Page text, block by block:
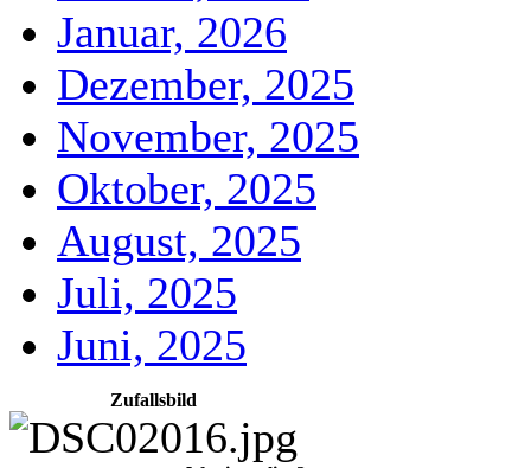
Januar, 2026
Dezember, 2025
November, 2025
Oktober, 2025
August, 2025
Juli, 2025
Juni, 2025
Zufallsbild